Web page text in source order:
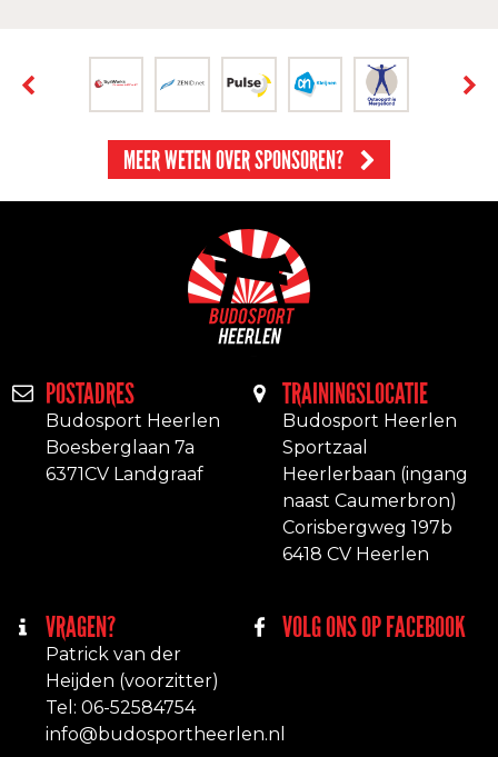
MEER WETEN OVER SPONSOREN?
POSTADRES
Budosport Heerlen
Boesberglaan 7a
6371CV Landgraaf
TRAININGSLOCATIE
Budosport Heerlen
Sportzaal
Heerlerbaan (ingang
naast Caumerbron)
Corisbergweg 197b
6418 CV Heerlen
VRAGEN?
Patrick van der
Heijden (voorzitter)
Tel: 06-52584754
info@budosportheerlen.nl
VOLG ONS OP FACEBOOK